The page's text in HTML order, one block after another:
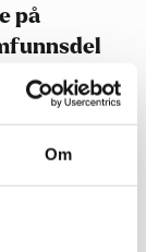
Om
på
har